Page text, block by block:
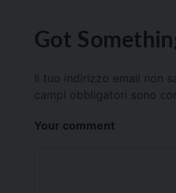
Got
Il tuo indirizzo email non
campi obbligatori sono
Your comment